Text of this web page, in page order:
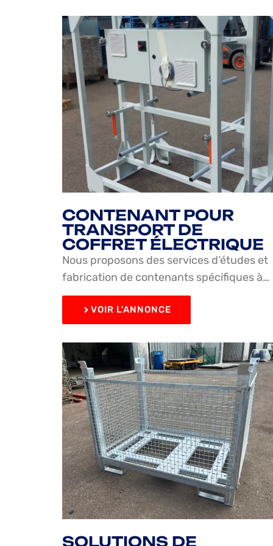
CONTENANT POUR
TRANSPORT DE
COFFRET ÉLECTRIQUE
Nous proposons des services d’études et
fabrication de contenants spécifiques à…
VOIR L'ANNONCE
SOLUTIONS DE